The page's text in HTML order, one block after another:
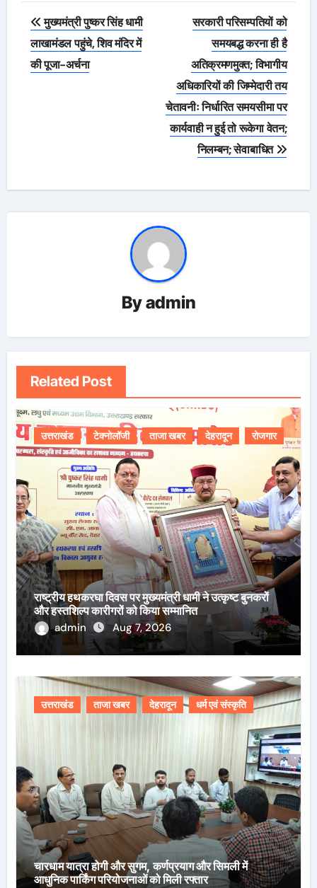
Post
navigation
मुख्यमंत्री पुष्कर सिंह धामी
लाखामंडल पहुंचे, शिव मंदिर में
की पूजा-अर्चना
सरकारी परिसम्पतियों को
समयबद्ध करना ही है
अतिक्रमणमुक्त; विभागीय
अधिकारियों की जिम्मेदारी तय
चेतावनीः निर्धारित समयसीमा पर
कार्यवाही न हुई तो रूकेगा वेतन;
निलम्बन; सेवाबाधित
Byadmin
Related Post
उत्तराखंड टेक्नोलॉजी ताजा खबर देहरादून रोजगार
राष्ट्रीय हथकरघा दिवस पर मुख्यमंत्री धामी ने उत्कृष्ट बुनकरों
और हस्तशिल्प कारीगरों को किया सम्मानित
admin
Aug 7, 2026
उत्तराखंड ताजा खबर देहरादून धर्म एवं संस्कृति
चारधाम यात्रा होगी और सुगम, कर्णप्रयाग और सिमली में
आधुनिक पार्किंग परियोजनाओं को मिली रफ्तार